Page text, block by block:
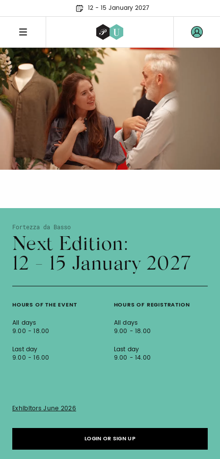
12 - 15 January 2027
Fortezza da Basso
Next Edition:
12 - 15 January 2027
HOURS OF THE EVENT
All days
9.00 - 18.00
Last day
9.00 - 16.00
HOURS OF REGISTRATION
All days
9.00 - 18.00
Last day
9.00 - 14.00
Exhibitors June 2026
LOGIN OR SIGN UP